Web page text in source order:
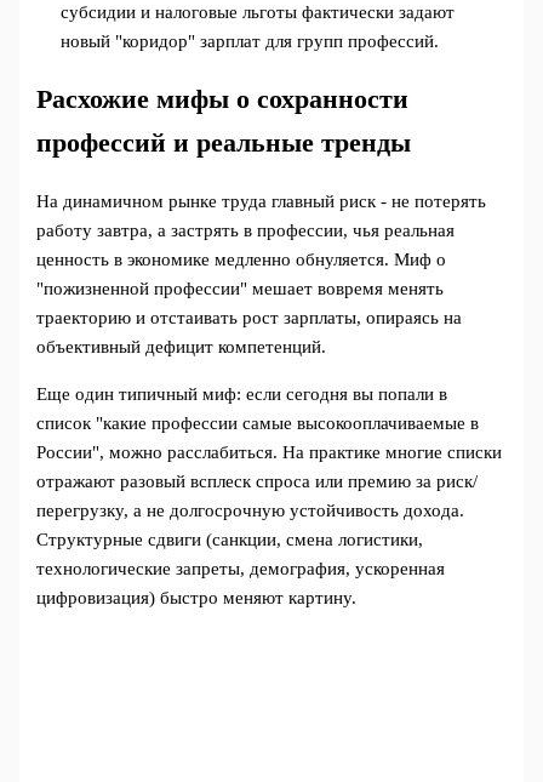
субсидии и налоговые льготы фактически задают
новый "коридор" зарплат для групп профессий.
Расхожие мифы о сохранности
профессий и реальные тренды
На динамичном рынке труда главный риск - не потерять
работу завтра, а застрять в профессии, чья реальная
ценность в экономике медленно обнуляется. Миф о
"пожизненной профессии" мешает вовремя менять
траекторию и отстаивать рост зарплаты, опираясь на
объективный дефицит компетенций.
Еще один типичный миф: если сегодня вы попали в
список "какие профессии самые высокооплачиваемые в
России", можно расслабиться. На практике многие списки
отражают разовый всплеск спроса или премию за риск/
перегрузку, а не долгосрочную устойчивость дохода.
Структурные сдвиги (санкции, смена логистики,
технологические запреты, демография, ускоренная
цифровизация) быстро меняют картину.